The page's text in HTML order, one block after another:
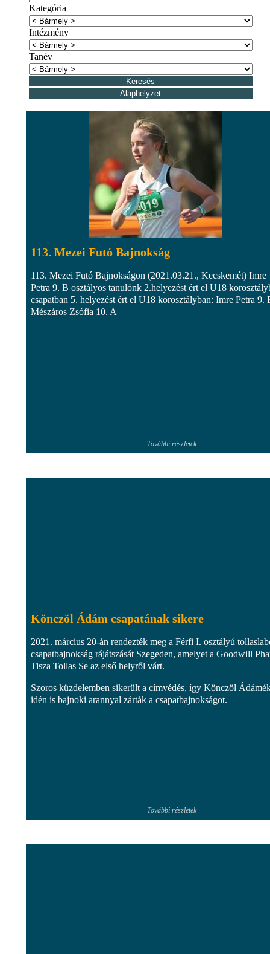
Kategória
Intézmény
Tanév
113. Mezei Futó Bajnokság
113. Mezei Futó Bajnokságon (2021.03.21., Kecskemét) Imre
Petra 9. B osztályos tanulónk 2.helyezést ért el U18
csapatban 5. helyezést ért el U18 korosztályban: Imre Petra 9.
Mészáros Zsófia 10. A
További részletek
Könczöl Ádám csapatának sikere
2021. március 20-án rendezték meg a Férfi I. osztályú
csapatbajnokság rájátszását Szegeden, amelyet a Goodwill
Tisza Tollas Se az első helyről várt.
Szoros küzdelemben sikerült a címvédés, így Könczöl
idén is bajnoki arannyal zárták a csapatbajnokságot.
További részletek